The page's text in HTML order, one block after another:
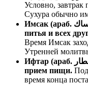
Условно,
Сухура обычно
Имсак (араб. إمساك) - воздержание от приема пищи,
питья и всех
Время Имсак
Утренней
Ифтар (араб. إفطار) — разговение - это вечерний
прием пищи.
время конца